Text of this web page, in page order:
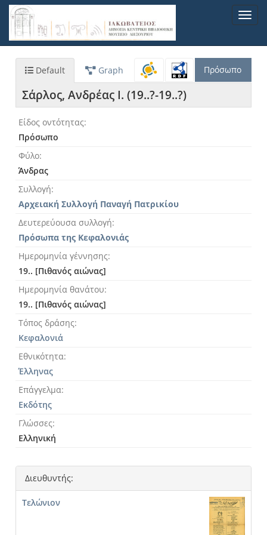
Παράκαμψη
προς
κυρίως
Default Graph Πρόσωπο
Σάρλος, Ανδρέας Ι. (19..?-19..?)
Είδος οντότητας
Πρόσωπο
Φύλο
Άνδρας
Συλλογή
Αρχειακή Συλλογή Παναγή Πατρικίου
Δευτερεύουσα συλλογή
Πρόσωπα της Κεφαλονιάς
Ημερομηνία γέννησης
19.. [Πιθανός αιώνας]
Ημερομηνία θανάτου
19.. [Πιθανός αιώνας]
Τόπος δράσης
Κεφαλονιά
Εθνικότητα
Έλληνας
Επάγγελμα
Εκδότης
Γλώσσες
Ελληνική
Διευθυντής:
Τελώνιον